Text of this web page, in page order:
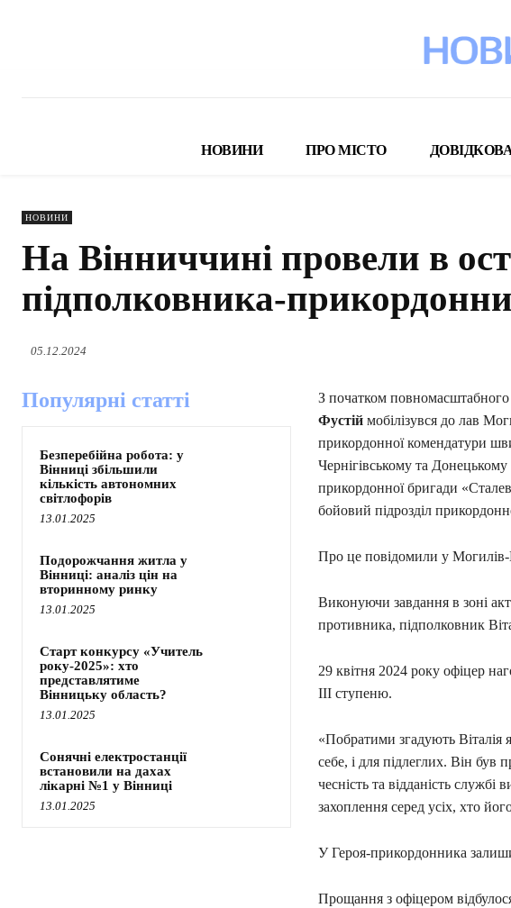
НОВИНИ ПРО МІСТО
НОВИНИ
На Вінниччині провели в
підполковника-
05.12.2024
Популярні статті
Безперебійна робота: у
Вінниці збільшили
кількість автономних
світлофорів
13.01.2025
Подорожчання житла у
Вінниці: аналіз цін на
вторинному ринку
13.01.2025
Старт конкурсу «Учитель
року-2025»: хто
представлятиме
Вінницьку область?
13.01.2025
Сонячні електростанції
встановили на дахах
лікарні №1 у Вінниці
13.01.2025
З початком
Фустіймобілізувся до лав
прикордонної комендатури
Чернігівському та
прикордонної бригади
бойовий підрозділ
Про це повідомили у Могилів-
Виконуючи завдання в зоні
противника, підполковник
29 квітня 2024 року офіцер
III ступеню.
«Побратими згадують Віталія
себе, і для підлеглих. Він
чесність та відданість
захоплення серед усіх, хто
У Героя-прикордонника
Прощання з офіцером